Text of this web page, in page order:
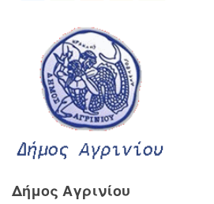
Δήμος Αγρινίου